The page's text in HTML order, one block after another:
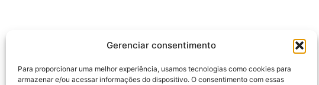
Gerenciar consentimento
Para proporcionar uma melhor experiência, usamos tecnologias como cookies para
armazenar e/ou acessar informações do dispositivo. O consentimento com essas